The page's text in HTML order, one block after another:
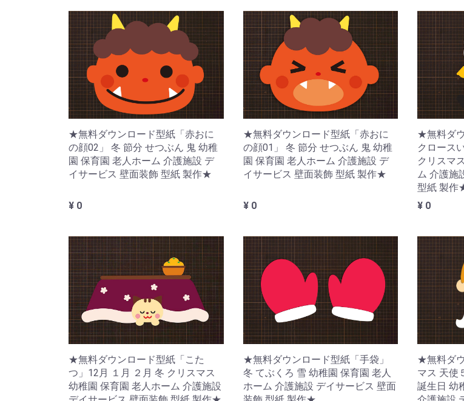
★無料ダウンロード型紙「赤おに
の顔02」 冬 節分 せつぶん 鬼 幼稚
園 保育園 老人ホーム 介護施設 デ
イサービス 壁面装飾 型紙 製作★
¥ 0
★無料ダウンロード型紙「赤おに
の顔01」 冬 節分 せつぶん 鬼 幼稚
園 保育園 老人ホーム 介護施設 デ
イサービス 壁面装飾 型紙 製作★
¥ 0
★無料ダ
クロース
クリスマ
ム 介護施
型紙 製作
¥ 0
★無料ダウンロード型紙「こた
つ」12月 １月 ２月 冬 クリスマス
幼稚園 保育園 老人ホーム 介護施設
★無料ダウンロード型紙「手袋」
冬 てぶくろ 雪 幼稚園 保育園 老人
ホーム 介護施設 デイサービス 壁面
★無料ダ
マス 天使
誕生日 幼